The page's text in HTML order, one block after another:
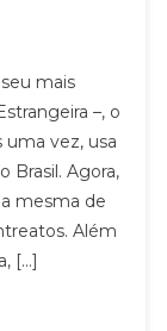
mais
–, o
uma vez, usa
Brasil. Agora,
mesma de
Além
[…]